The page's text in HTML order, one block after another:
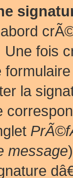
fois
la
message